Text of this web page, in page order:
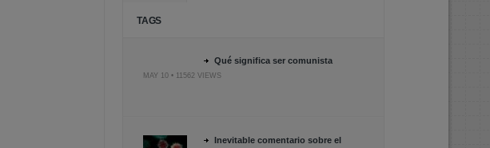
TAGS
Qué significa ser comunista
MAY 10 • 11562 VIEWS
Inevitable comentario sobre el